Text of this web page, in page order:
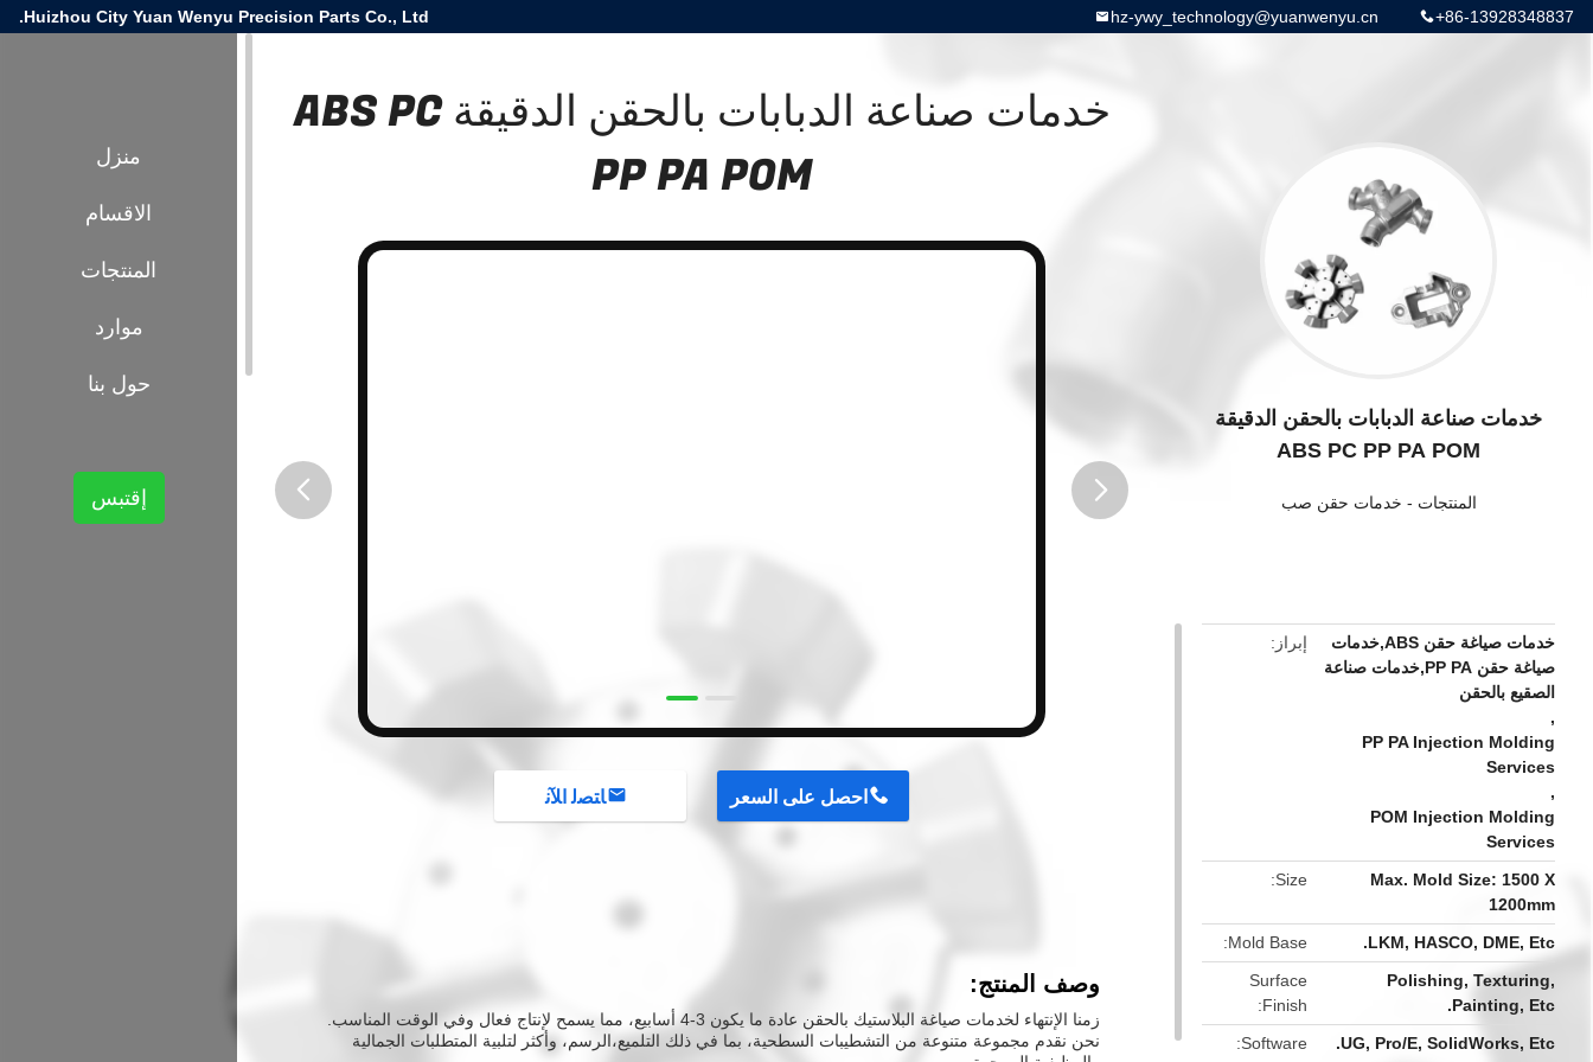
Huizhou City Yuan Wenyu Precision Parts Co., Ltd. +86-13928348837
hz-ywy_technology@yuanwenyu.cn
خدمات صناعة الدبابات بالحقن الدقيقة
ABS PC PP PA POM
المنتجات - خدمات حقن صب
إبراز
خدمات صياغة حقن ABS,خدمات
صياغة حقن PP PA,خدمات صناعة
الصقيع بالحقن
,
PP PA Injection Molding
Services
,
POM Injection Molding
Services
Size
Max. Mold Size: 1500 X
1200mm
Mold Base
LKM, HASCO, DME, Etc.
Surface
Finish
Polishing, Texturing,
Painting, Etc.
Software
UG, Pro/E, SolidWorks, Etc.
خدمات صناعة الدبابات بالحقن الدقيقة ABS PC
PP PA POM
احصل على السعر ﺎﺘﺼﻟ ﺍﻶﻧ
وصف المنتج:
زمنا الإنتهاء لخدمات صياغة البلاستيك بالحقن عادة ما يكون 3-4 أسابيع، مما يسمح لإنتاج فعال وفي الوقت المناسب.
نحن نقدم مجموعة متنوعة من التشطيبات السطحية، بما في ذلك التلميع،الرسم، وأكثر لتلبية المتطلبات الجمالية
منزل
الاقسام
المنتجات
موارد
حول بنا
إقتبس